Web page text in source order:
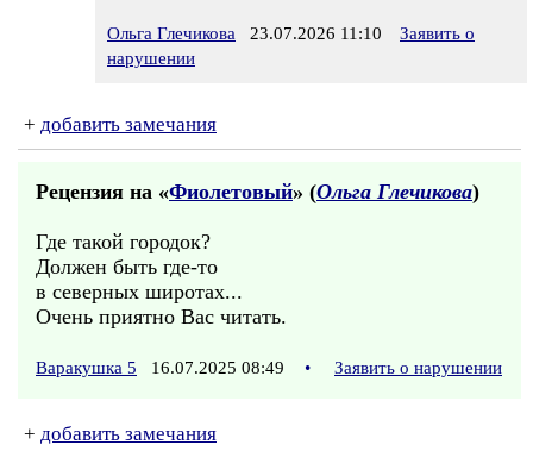
Ольга Глечикова 23.07.2026 11:10
Заявить о
нарушении
+ добавить замечания
Рецензия на «Фиолетовый» (Ольга Глечикова)
Где такой городок?
Должен быть где-то
в северных широтах...
Очень приятно Вас читать.
Варакушка 5 16.07.2025 08:49 • Заявить о нарушении
+ добавить замечания